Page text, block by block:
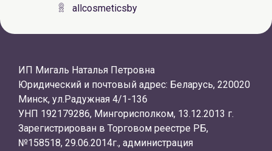
allcosmeticsby
ИП Мигаль Наталья Петровна
Юридический и почтовый адрес: Беларусь, 220020
Минск, ул.Радужная 4/1-136
УНП 192179286, Мингорисполком, 13.12.2013 г.
Зарегистрирован в Торговом реестре РБ,
№158518, 29.06.2014г., администрация